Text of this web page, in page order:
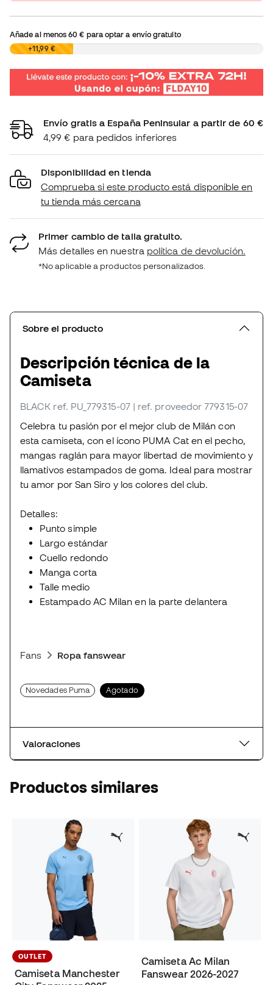
Añade al menos60 € para optar a envío gratuito
0,00 €+11,99 €
Envío gratis a España Peninsular a partir de 60 €
4,99 € para pedidos inferiores
Disponibilidad en tienda
Comprueba si este producto está disponible en
tu tienda más cercana
Primer cambio de talla gratuito.
Más detalles en nuestra política de devolución.
*No aplicable a productos personalizados.
Sobre el producto
Descripción técnica de la
Camiseta
BLACK ref. PU_779315-07 | ref. proveedor 779315-07
Celebra tu pasión por el mejor club de Milán con
esta camiseta, con el ícono PUMA Cat en el pecho,
mangas raglán para mayor libertad de movimiento y
llamativos estampados de goma. Ideal para mostrar
tu amor por San Siro y los colores del club.
Detalles:
Punto simple
Largo estándar
Cuello redondo
Manga corta
Talle medio
Estampado AC Milan en la parte delantera
Fans Ropa fanswear
Novedades Puma Agotado
Valoraciones
Productos similares
OUTLET
Camiseta Manchester
Camiseta Ac Milan
Fanswear 2026-2027